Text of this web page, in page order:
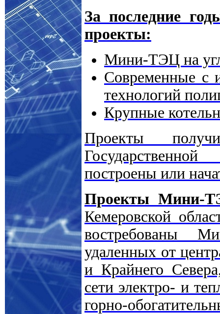
За последние
проекты:
Мини-ТЭЦ на
Современные с
технологий
Крупные
Проекты
построены или
Проекты Мини-
Кемеровской
востребованы
удаленных от
и Крайнего
сети электро- и
горно-